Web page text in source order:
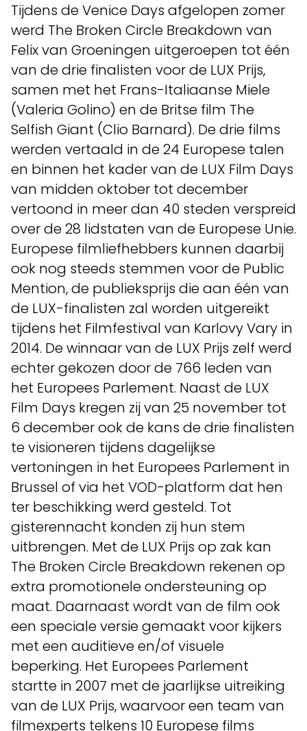
Tijdens de Venice Days afgelopen zomer
werd The Broken Circle Breakdown van
Felix van Groeningen uitgeroepen tot één
van de drie finalisten voor de LUX Prijs,
samen met het Frans-Italiaanse Miele
(Valeria Golino) en de Britse film The
Selfish Giant (Clio Barnard). De drie films
werden vertaald in de 24 Europese talen
en binnen het kader van de LUX Film Days
van midden oktober tot december
vertoond in meer dan 40 steden verspreid
over de 28 lidstaten van de Europese Unie.
Europese filmliefhebbers kunnen daarbij
ook nog steeds stemmen voor de Public
Mention, de publieksprijs die aan één van
de LUX-finalisten zal worden uitgereikt
tijdens het Filmfestival van Karlovy Vary in
2014. De winnaar van de LUX Prijs zelf werd
echter gekozen door de 766 leden van
het Europees Parlement. Naast de LUX
Film Days kregen zij van 25 november tot
6 december ook de kans de drie finalisten
te visioneren tijdens dagelijkse
vertoningen in het Europees Parlement in
Brussel of via het VOD-platform dat hen
ter beschikking werd gesteld. Tot
gisterennacht konden zij hun stem
uitbrengen. Met de LUX Prijs op zak kan
The Broken Circle Breakdown rekenen op
extra promotionele ondersteuning op
maat. Daarnaast wordt van de film ook
een speciale versie gemaakt voor kijkers
met een auditieve en/of visuele
beperking. Het Europees Parlement
startte in 2007 met de jaarlijkse uitreiking
van de LUX Prijs, waarvoor een team van
filmexperts telkens 10 Europese films